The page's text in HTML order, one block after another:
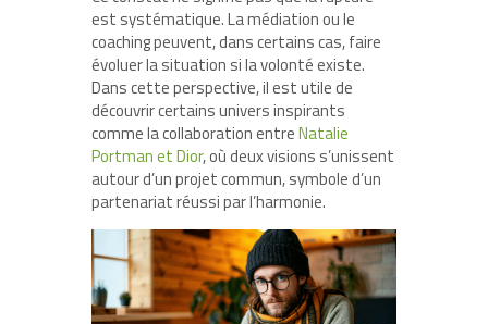
est systématique. La médiation ou le
coaching peuvent, dans certains cas, faire
évoluer la situation si la volonté existe.
Dans cette perspective, il est utile de
découvrir certains univers inspirants
comme la collaboration entreNatalie
Portman et Dior, où deux visions s’unissent
autour d’un projet commun, symbole d’un
partenariat réussi par l’harmonie.